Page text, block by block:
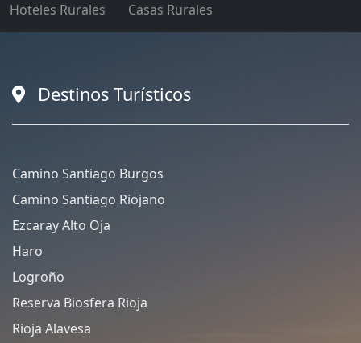
Hoteles Rurales Casas Rurales
Destinos Turísticos
Camino Santiago Burgos
Camino Santiago Riojano
Ezcaray Alto Oja
Haro
Logroño
Reserva Biosfera Rioja
Rioja Alavesa